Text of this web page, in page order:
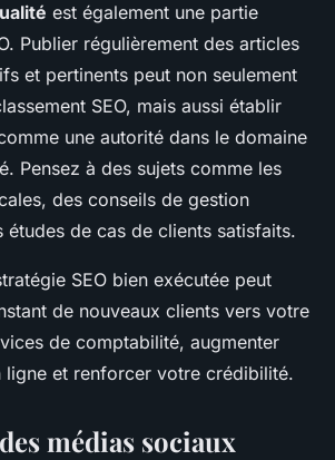
est également une partie
Publier régulièrement des articles
et pertinents peut non seulement
SEO, mais aussi établir
une autorité dans le domaine
Pensez à des sujets comme les
des conseils de gestion
études de cas de clients satisfaits.
SEO bien exécutée peut
de nouveaux clients vers votre
de comptabilité, augmenter
et renforcer votre crédibilité.
médias sociaux